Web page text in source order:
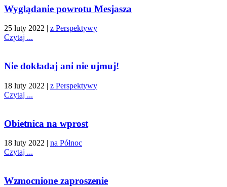
Wyglądanie powrotu Mesjasza
25 luty 2022 | z Perspektywy
Czytaj ...
Nie dokładaj ani nie ujmuj!
18 luty 2022 | z Perspektywy
Czytaj ...
Obietnica na wprost
18 luty 2022 | na Północ
Czytaj ...
Wzmocnione zaproszenie